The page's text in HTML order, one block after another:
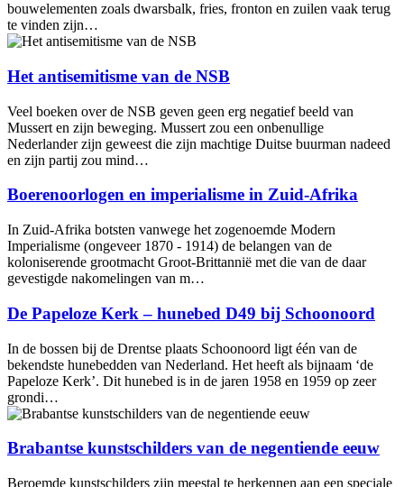
bouwelementen zoals dwarsbalk, fries, fronton en zuilen vaak terug
te vinden zijn…
Het antisemitisme van de NSB
Veel boeken over de NSB geven geen erg negatief beeld van
Mussert en zijn beweging. Mussert zou een onbenullige
Nederlander zijn geweest die zijn machtige Duitse buurman nadeed
en zijn partij zou mind…
Boerenoorlogen en imperialisme in Zuid-Afrika
In Zuid-Afrika botsten vanwege het zogenoemde Modern
Imperialisme (ongeveer 1870 - 1914) de belangen van de
koloniserende grootmacht Groot-Brittannië met die van de daar
gevestigde nakomelingen van m…
De Papeloze Kerk – hunebed D49 bij Schoonoord
In de bossen bij de Drentse plaats Schoonoord ligt één van de
bekendste hunebedden van Nederland. Het heeft als bijnaam ‘de
Papeloze Kerk’. Dit hunebed is in de jaren 1958 en 1959 op zeer
grondi…
Brabantse kunstschilders van de negentiende eeuw
Beroemde kunstschilders zijn meestal te herkennen aan een speciale